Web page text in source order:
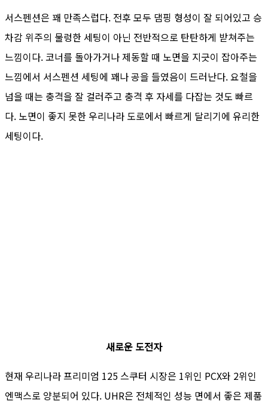
서스펜션은 꽤 만족스럽다. 전후 모두 댐핑 형성이 잘 되어있고 승
차감 위주의 물렁한 세팅이 아닌 전반적으로 탄탄하게 받쳐주는
느낌이다. 코너를 돌아가거나 제동할 때 노면을 지긋이 잡아주는
느낌에서 서스펜션 세팅에 꽤나 공을 들였음이 드러난다. 요철을
넘을 때는 충격을 잘 걸러주고 충격 후 자세를 다잡는 것도 빠르
다. 노면이 좋지 못한 우리나라 도로에서 빠르게 달리기에 유리한
세팅이다.
새로운 도전자
현재 우리나라 프리미엄 125 스쿠터 시장은 1위인 PCX와 2위인
엔맥스로 양분되어 있다. UHR은 전체적인 성능 면에서 좋은 제품